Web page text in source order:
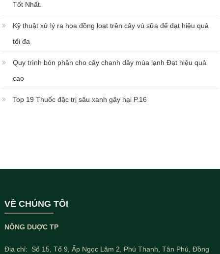
Tốt Nhất.
Kỹ thuật xử lý ra hoa đồng loạt trên cây vú sữa để đạt hiệu quả
tối đa
Quy trình bón phân cho cây chanh dây mùa lạnh Đạt hiệu quả
cao
Top 19 Thuốc đặc trị sâu xanh gây hại P.16
VỀ CHÚNG TÔI
NÔNG DUỢC TP
Địa chỉ: Số 15, Tổ 9, Ấp Ngọc Lâm 2, Phú Thanh, Tân Phú, Đồng